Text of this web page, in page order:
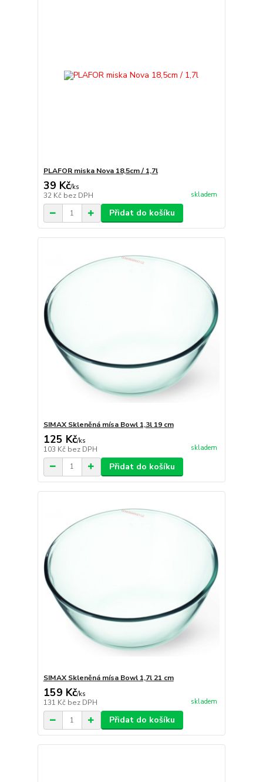
PLAFOR miska Nova 18,5cm / 1,7l
39 Kč/ks
32 Kč bez DPH skladem
Přidat do košíku
SIMAX Skleněná mísa Bowl 1,3l 19 cm
125 Kč/ks
103 Kč bez DPH skladem
Přidat do košíku
SIMAX Skleněná mísa Bowl 1,7l 21 cm
159 Kč/ks
131 Kč bez DPH skladem
Přidat do košíku